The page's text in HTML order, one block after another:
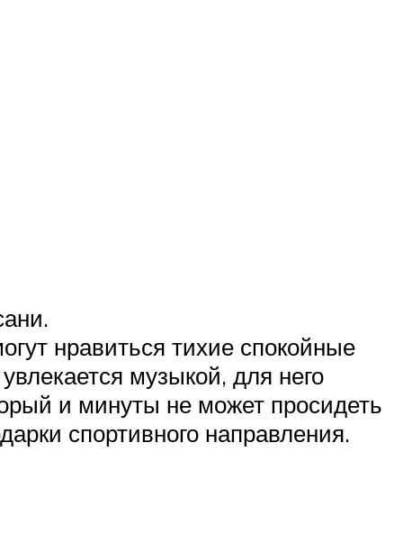
нравиться тихие спокойные
музыкой, для него
и минуты не может просидеть
спортивного направления.